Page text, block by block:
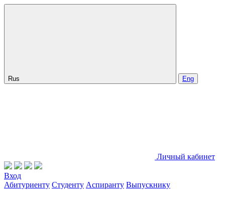
Rus Eng
Личный кабинет
Вход
Абитуриенту Студенту Аспиранту Выпускнику